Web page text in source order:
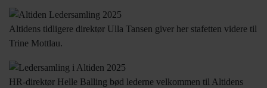
Altidens tidligere direktør Ulla Tansen giver her stafetten videre til
Trine Mottlau.
HR-direktør Helle Balling bød lederne velkommen til Altidens